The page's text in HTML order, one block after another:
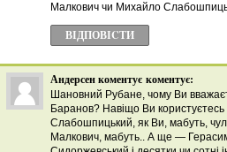
Малкович чи Михайло
ВІДПОВІCТИ
Андерсен коментує коментує:
Шановний Рубане, чому Ви
Баранов? Навіщо Ви
Слабошпицький, як Ви, мабуть,
Малкович, мабуть.. А ще —